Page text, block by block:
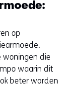
op
die
waarin dit
beter worden